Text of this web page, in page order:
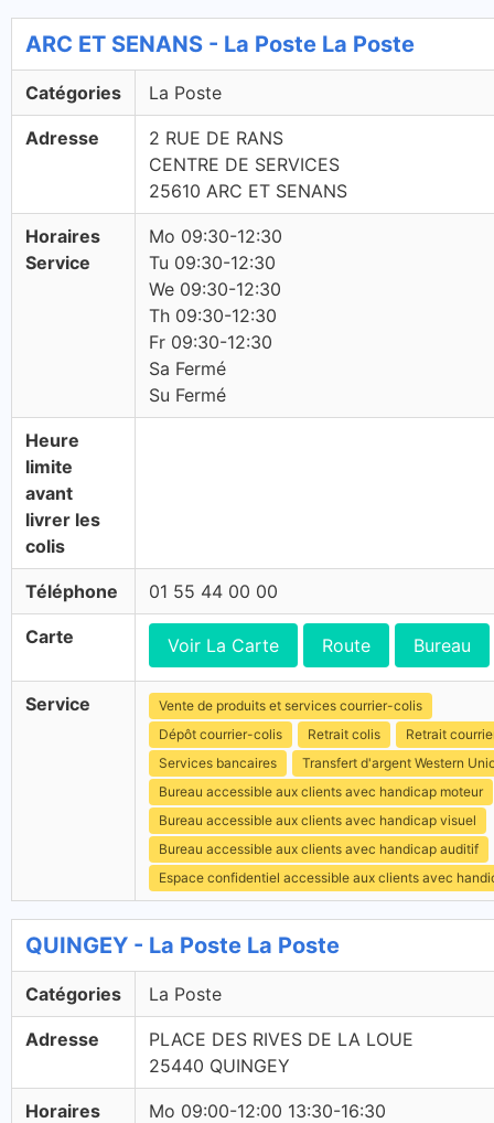
ARC ET SENANS - La Poste La Poste
Catégories La Poste
Adresse
2 RUE DE RANS
CENTRE DE SERVICES
25610 ARC ET SENANS
Horaires
Service
Mo 09:30-12:30
Tu 09:30-12:30
We 09:30-12:30
Th 09:30-12:30
Fr 09:30-12:30
Sa Fermé
Su Fermé
Heure
limite
avant
livrer les
colis
Téléphone 01 55 44 00 00
Carte Voir La Carte Route Bureau
Service
Vente de produits et services courrier-colis
Dépôt courrier-colis
Retrait colis
Retrait
Services bancaires
Transfert d'argent Western
Bureau accessible aux clients avec handicap moteur
Bureau accessible aux clients avec handicap visuel
Bureau accessible aux clients avec handicap auditif
Espace confidentiel accessible aux clients avec
QUINGEY - La Poste La Poste
Catégories La Poste
Adresse
PLACE DES RIVES DE LA LOUE
25440 QUINGEY
Horaires
Mo 09:00-12:00 13:30-16:30